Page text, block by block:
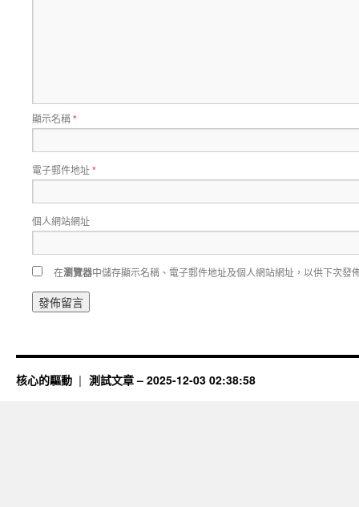
顯示名稱*
電子郵件地址*
個人網站網址
在瀏覽器中儲存顯示名稱、電子郵件地址及個人網站網址，以供下次發
核心的驅動 測試文章 – 2025-12-03 02:38:58